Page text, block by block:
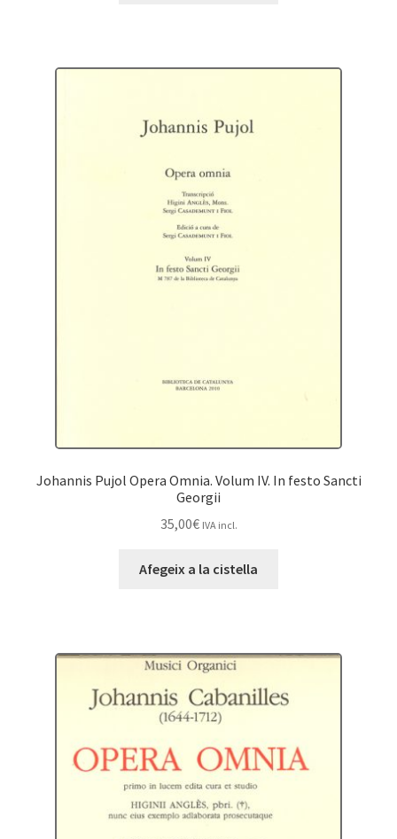
Johannis Pujol Opera Omnia. Volum IV. In festo Sancti
Georgii
35,00€ IVA incl.
Afegeix a la cistella